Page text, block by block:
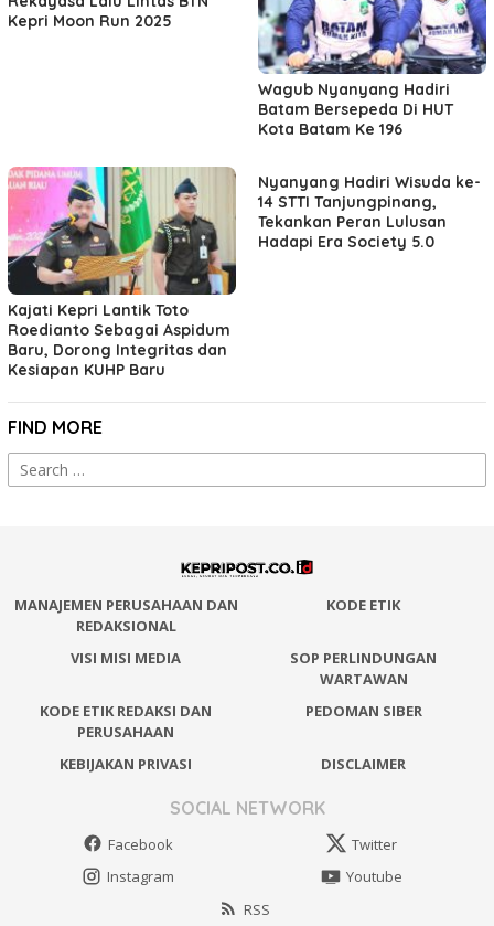
Kepri Moon Run 2025
Wagub Nyanyang Hadiri
Batam Bersepeda Di HUT
Kota Batam Ke 196
Kajati Kepri Lantik Toto
Roedianto Sebagai Aspidum
Baru, Dorong Integritas dan
Kesiapan KUHP Baru
Nyanyang Hadiri Wisuda ke-
14 STTI Tanjungpinang,
Tekankan Peran Lulusan
Hadapi Era Society 5.0
FIND MORE
Search
for:
MANAJEMEN PERUSAHAAN DAN
REDAKSIONAL
KODE ETIK
VISI MISI MEDIA
SOP PERLINDUNGAN
WARTAWAN
KODE ETIK REDAKSI DAN
PERUSAHAAN
PEDOMAN SIBER
KEBIJAKAN PRIVASI DISCLAIMER
SOCIAL NETWORK
Facebook
Twitter
Instagram
Youtube
RSS